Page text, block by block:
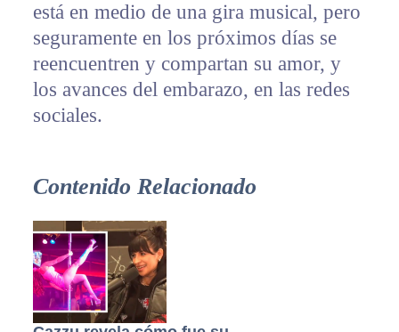
está en medio de una gira musical, pero
seguramente en los próximos días se
reencuentren y compartan su amor, y
los avances del embarazo, en las redes
sociales.
Contenido Relacionado